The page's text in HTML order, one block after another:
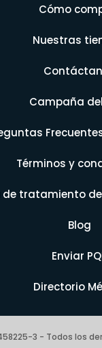
Cómo
Nuestras
Campaña
Términos y
de tratamiento
Blog
Enviar
Directorio
3 - Todos los